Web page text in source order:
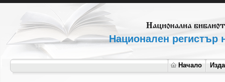
Национален регистър
Начало